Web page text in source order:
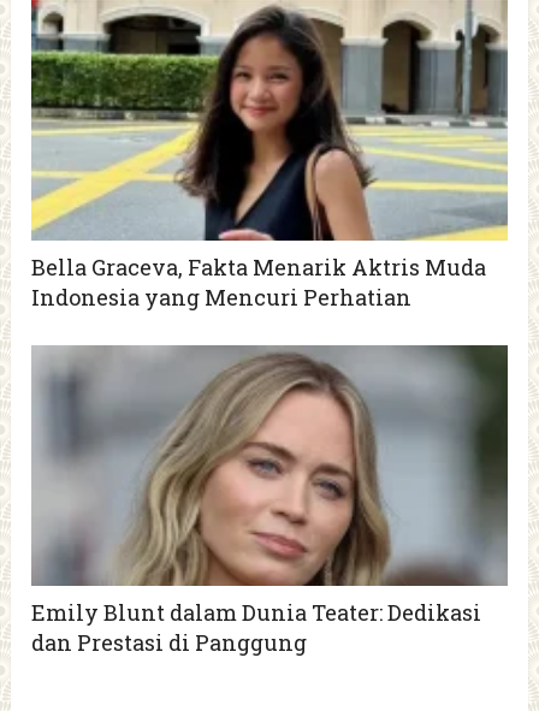
Bella Graceva, Fakta Menarik Aktris Muda
Indonesia yang Mencuri Perhatian
Emily Blunt dalam Dunia Teater: Dedikasi
dan Prestasi di Panggung